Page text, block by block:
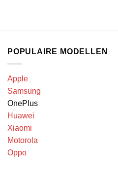
POPULAIRE MODELLEN
Apple
Samsung
OnePlus
Huawei
Xiaomi
Motorola
Oppo